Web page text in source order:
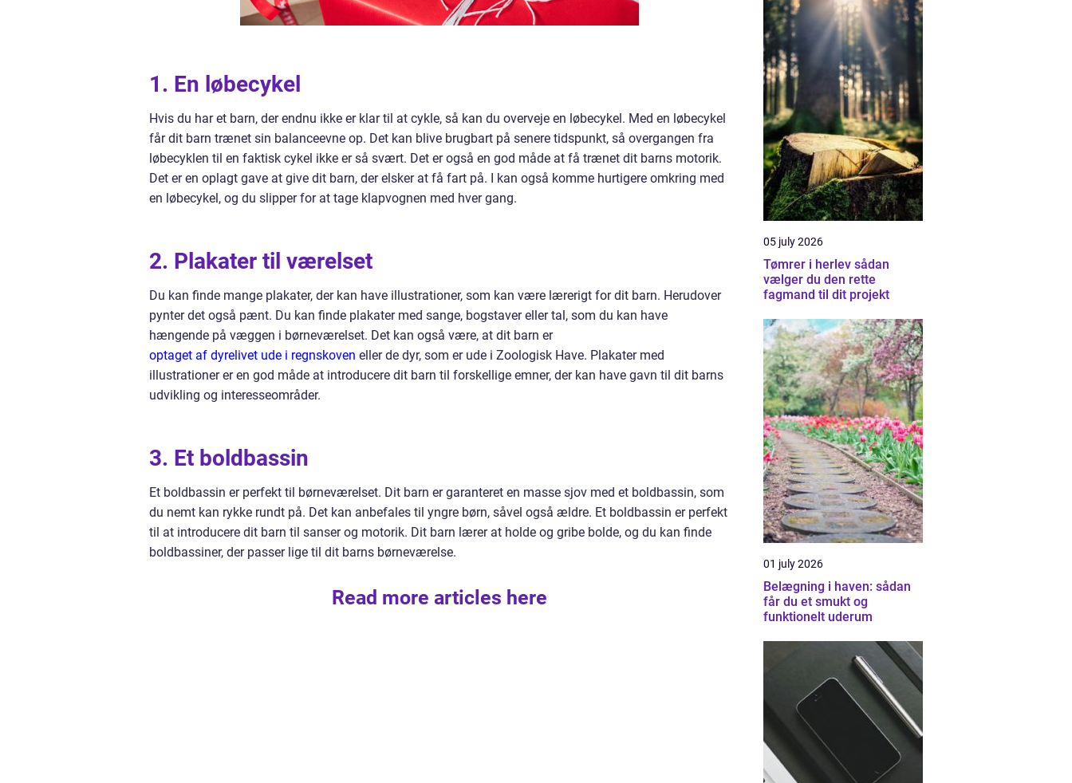
1. En løbecykel
Hvis du har et barn, der endnu ikke er klar til at cykle, så kan du overveje en løbecykel. Med en løbecykel
får dit barn trænet sin balanceevne op. Det kan blive brugbart på senere tidspunkt, så overgangen fra
løbecyklen til en faktisk cykel ikke er så svært. Det er også en god måde at få trænet dit barns motorik.
Det er en oplagt gave at give dit barn, der elsker at få fart på. I kan også komme hurtigere omkring med
en løbecykel, og du slipper for at tage klapvognen med hver gang.
2. Plakater til værelset
Du kan finde mange plakater, der kan have illustrationer, som kan være lærerigt for dit barn. Herudover
pynter det også pænt. Du kan finde plakater med sange, bogstaver eller tal, som du kan have
hængende på væggen i børneværelset. Det kan også være, at dit barn er
optaget af dyrelivet ude i regnskoven eller de dyr, som er ude i Zoologisk Have. Plakater med
illustrationer er en god måde at introducere dit barn til forskellige emner, der kan have gavn til dit barns
udvikling og interesseområder.
3. Et boldbassin
Et boldbassin er perfekt til børneværelset. Dit barn er garanteret en masse sjov med et boldbassin, som
du nemt kan rykke rundt på. Det kan anbefales til yngre børn, såvel også ældre. Et boldbassin er perfekt
til at introducere dit barn til sanser og motorik. Dit barn lærer at holde og gribe bolde, og du kan finde
boldbassiner, der passer lige til dit barns børneværelse.
Read more articles here
05 july 2026
Tømrer i herlev sådan
vælger du den rette
fagmand til dit projekt
01 july 2026
Belægning i haven: sådan
får du et smukt og
funktionelt uderum